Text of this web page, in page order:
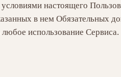
настоящего
в нем Обязательных
использование Сервиса.